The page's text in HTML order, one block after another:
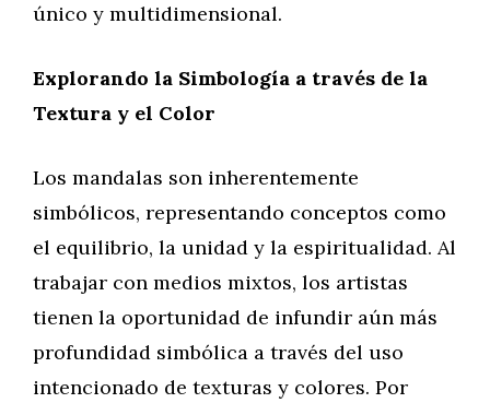
único y multidimensional.
Explorando la Simbología a través de la
Textura y el Color
Los mandalas son inherentemente
simbólicos, representando conceptos como
el equilibrio, la unidad y la espiritualidad. Al
trabajar con medios mixtos, los artistas
tienen la oportunidad de infundir aún más
profundidad simbólica a través del uso
intencionado de texturas y colores. Por